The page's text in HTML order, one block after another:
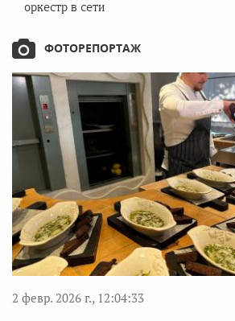
оркестр в сети
ФОТОРЕПОРТАЖ
2 февр. 2026 г., 12:04:33